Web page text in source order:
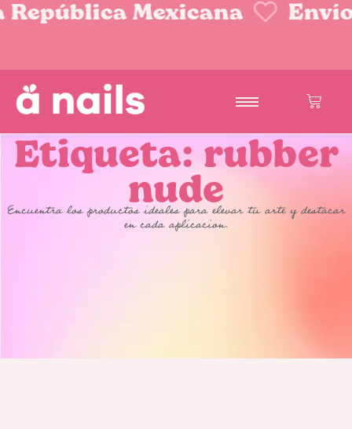
Mexicana
Etiqueta: rubber
nude
Encuentra los productos ideales para elevar tu arte y destacar
en cada aplicacion.